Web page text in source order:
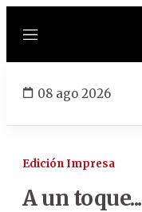
Menú
08 ago 2026
Edición Impresa
A un toque...